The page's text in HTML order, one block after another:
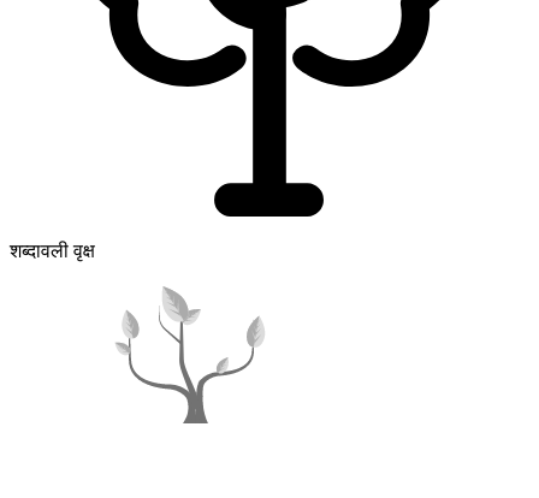
शब्दावली वृक्ष